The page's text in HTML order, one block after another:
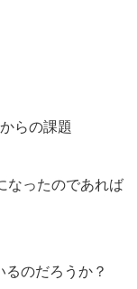
らの課題
なったのであれば
のだろうか？